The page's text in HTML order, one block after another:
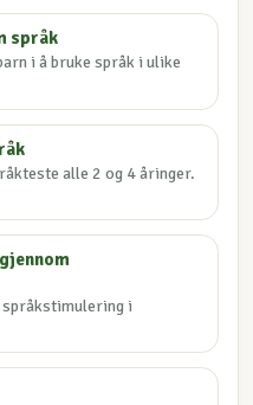
språk
i å bruke språk i ulike
alle 2 og 4 åringer.
språkstimulering i